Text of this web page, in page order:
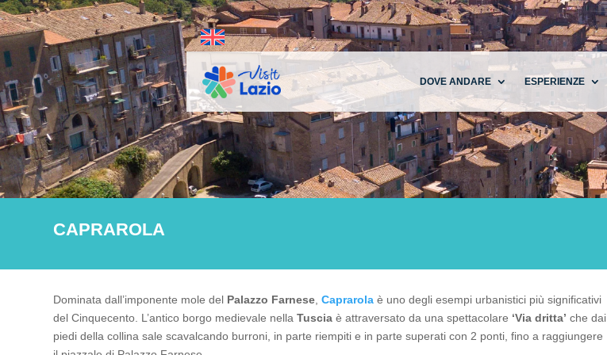
DOVE ANDARE ESPERIENZE
CAPRAROLA
Dominata dall’imponente mole del Palazzo Farnese ,Caprarola è uno degli esempi urbanistici più significativi
del Cinquecento. L’antico borgo medievale nellaTuscia è attraversato da una spettacolare ‘Via dritta’ che dai
piedi della collina sale scavalcando burroni, in parte riempiti e in parte superati con 2 ponti, fino a raggiungere